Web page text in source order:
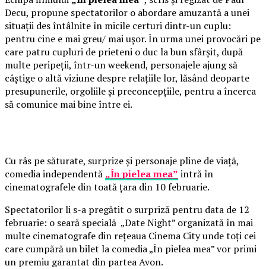
Decu, propune spectatorilor o abordare amuzantă a unei
situații des întâlnite în micile certuri dintr-un cuplu:
pentru cine e mai greu/ mai ușor. În urma unei provocări pe
care patru cupluri de prieteni o duc la bun sfârșit, după
multe peripeții, într-un weekend, personajele ajung să
câștige o altă viziune despre relațiile lor, lăsând deoparte
presupunerile, orgoliile și preconcepțiile, pentru a încerca
să comunice mai bine între ei.
Cu râs pe săturate, surprize și personaje pline de viață,
comedia independentă „În pielea mea” intră în
cinematografele din toată țara din 10 februarie.
Spectatorilor li s-a pregătit o surpriză pentru data de 12
februarie: o seară specială „Date Night” organizată în mai
multe cinematografe din rețeaua Cinema City unde toți cei
care cumpără un bilet la comedia „În pielea mea” vor primi
un premiu garantat din partea Avon.